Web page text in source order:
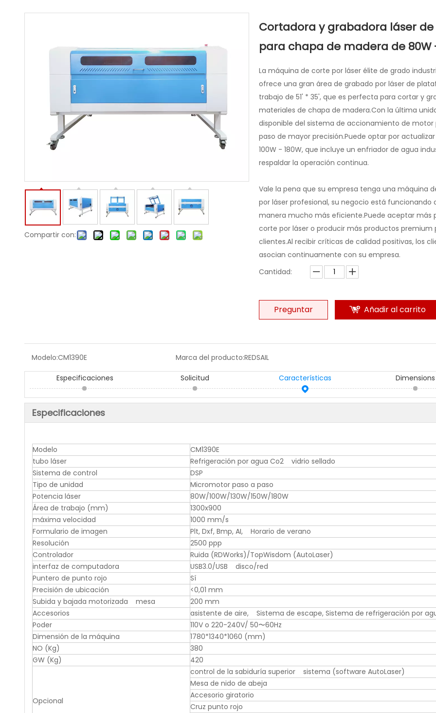
Cortador láser
Compartir con:
Cortadora y grabadora láser de
para chapa de madera de 80W
La máquina de corte por láser élite de grado
ofrece una gran área de grabado por láser de
trabajo de 51' * 35', que es perfecta para cortar y
materiales de chapa de madera.Con la última
disponible del sistema de accionamiento de motor
paso de mayor precisión.Puede optar por actualizar
100W - 180W, que incluye un enfriador de agua
respaldar la operación continua.
Vale la pena que su empresa tenga una máquina
por láser profesional, su negocio está funcionando
manera mucho más eficiente.Puede aceptar más
corte por láser o producir más productos premium
clientes.Al recibir críticas de calidad positivas, los
asocian continuamente con su empresa.
Cantidad:
Preguntar Añadir al carrito
Modelo:CM1390E Marca del producto:REDSAIL
Especificaciones Solicitud Características Dimensions
Especificaciones
Modelo
CM1390E
tubo láser
Refrigeración por agua Co2 vidrio sellado
Sistema de control
DSP
Tipo de unidad
Micromotor paso a paso
Potencia láser
80W/100W/130W/150W/180W
Área de trabajo (mm)
1300x900
máxima velocidad
1000 mm/s
Formulario de imagen
Plt, Dxf, Bmp, AI, Horario de verano
Resolución
2500 ppp
Controlador
Ruida (RDWorks)/TopWisdom (AutoLaser)
interfaz de computadora
USB3.0/USB disco/red
Puntero de punto rojo
Sí
Precisión de ubicación
<0,01 mm
Subida y bajada motorizada mesa
200 mm
Accesorios
asistente de aire, Sistema de escape, Sistema de refrigeración por
Poder
110V o 220-240V/ 50〜60Hz
Dimensión de la máquina
1780*1340*1060 (mm)
NO (Kg)
380
GW (Kg)
420
Opcional
control de la sabiduría superior sistema (software AutoLaser)
Mesa de nido de abeja
Accesorio giratorio
Cruz punto rojo